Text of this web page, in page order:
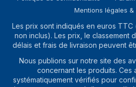
Mentions légales &
Les prix sont indiqués en euros
non inclus). Les prix, le classement
délais et frais de livraison peuvent
Nous publions sur notre site des
concernant les produits. Ces
systématiquement vérifiés pour